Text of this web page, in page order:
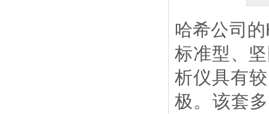
哈希公司的
标准型、
析仪具有
极。该套